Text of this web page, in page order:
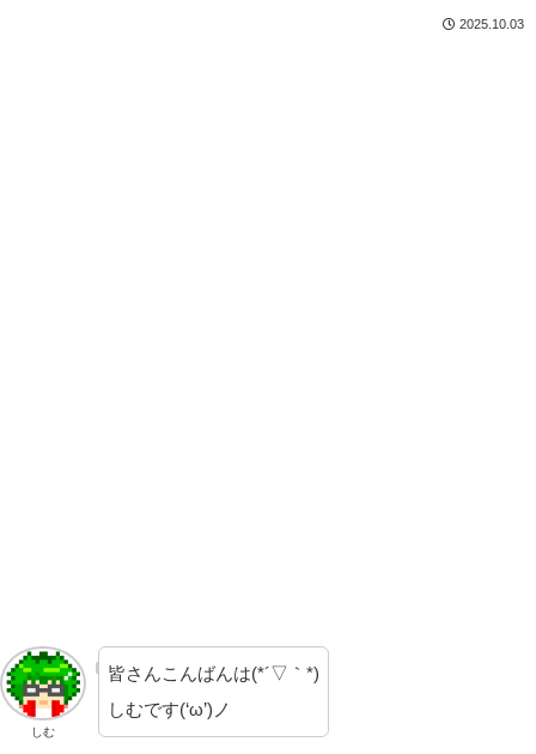
2025.10.03
しむ
皆さんこんばんは(*´▽｀*)
しむです(‘ω’)ノ